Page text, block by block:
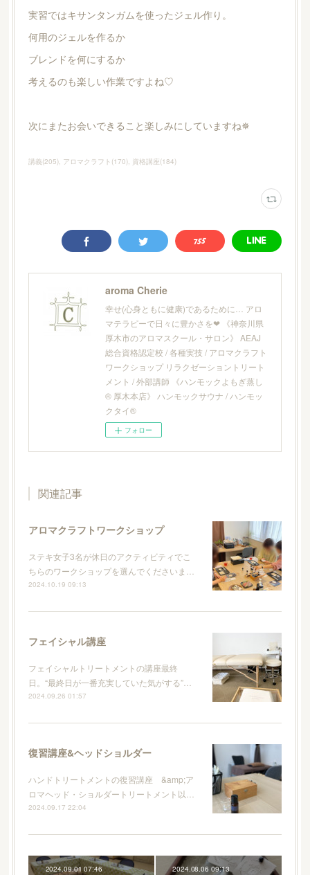
実習ではキサンタンガムを使ったジェル作り。
何用のジェルを作るか
ブレンドを何にするか
考えるのも楽しい作業ですよね♡
次にまたお会いできること楽しみにしていますね✵
講義(205) アロマクラフト (170) 資格講座(184)
aroma Cherie
幸せ(心身ともに健康)であるために… アロ
マテラピーで日々に豊かさを❤︎ 《神奈川県
厚木市のアロマスクール・サロン》 AEAJ
総合資格認定校 / 各種実技 / アロマクラフト
ワークショップ リラクゼーショントリート
メント / 外部講師 《ハンモックよもぎ蒸し
® 厚木本店》 ハンモックサウナ / ハンモッ
クタイ®
フォロー
関連記事
アロマクラフトワークショップ
ステキ女子3名が休日のアクティビティでこ
ちらのワークショップを選んでくださいま…
2024.10.19 09:13
フェイシャル講座
フェイシャルトリートメントの講座最終
日。“最終日が一番充実していた気がする”…
2024.09.26 01:57
復習講座&ヘッドショルダー
ハンドトリートメントの復習講座 &amp;ア
ロマヘッド・ショルダートリートメント以…
2024.09.17 22:04
2024.09.01 07:46 2024.08.06 09:13